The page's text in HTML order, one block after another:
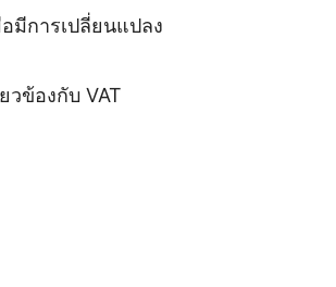
มีการเปลี่ยนแปลง
ข้องกับ VAT